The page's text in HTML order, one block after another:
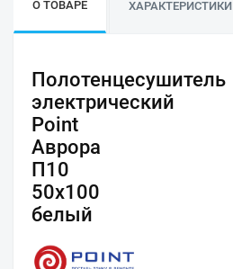
О ТОВАРЕ ХАРАКТЕРИСТИКИ
Полотенцесушитель
электрический
Point
Аврора
П10
50x100
белый